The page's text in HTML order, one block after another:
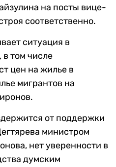
на посты вице-
соответственно.
ситуация в
в том числе
цен на жилье в
мигрантов на
от поддержки
министром
нет уверенности в
думским